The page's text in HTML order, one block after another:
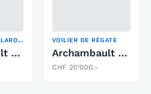
DAYSAILER, QUILLARD, VOILIER DE RÉGATE
Archambault Surprise
VOILIER DE RÉGATE
Archambault Surprise
CHF 20'000.-